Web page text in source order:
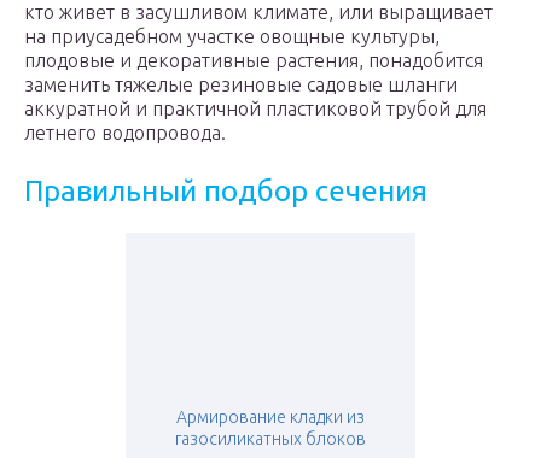
кто живет в засушливом климате, или выращивает
на приусадебном участке овощные культуры,
плодовые и декоративные растения, понадобится
заменить тяжелые резиновые садовые шланги
аккуратной и практичной пластиковой трубой для
летнего водопровода.
Правильный подбор сечения
Армирование кладки из
газосиликатных блоков